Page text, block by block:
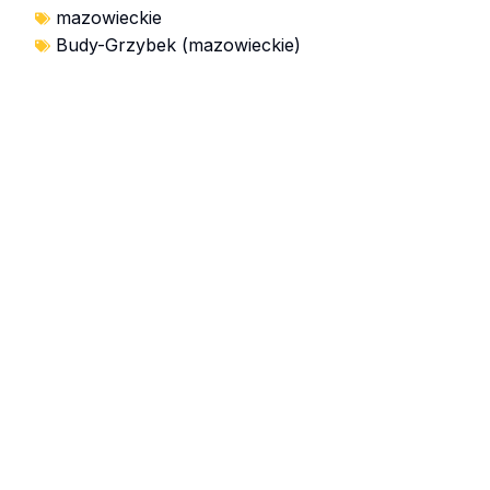
mazowieckie
Budy-Grzybek (mazowieckie)